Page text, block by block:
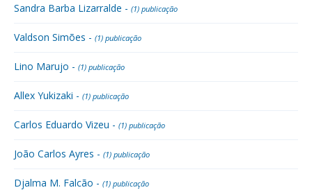
Sandra Barba Lizarralde - (1) publicação
Valdson Simões - (1) publicação
Lino Marujo - (1) publicação
Allex Yukizaki - (1) publicação
Carlos Eduardo Vizeu - (1) publicação
João Carlos Ayres - (1) publicação
Djalma M. Falcão - (1) publicação